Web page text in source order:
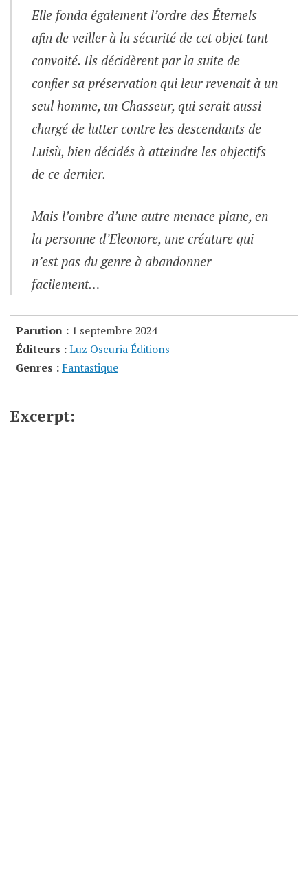
Elle fonda également l’ordre des Éternels
afin de veiller à la sécurité de cet objet tant
convoité. Ils décidèrent par la suite de
confier sa préservation qui leur revenait à un
seul homme, un Chasseur, qui serait aussi
chargé de lutter contre les descendants de
Luisù, bien décidés à atteindre les objectifs
de ce dernier.
Mais l’ombre d’une autre menace plane, en
la personne d’Eleonore, une créature qui
n’est pas du genre à abandonner
facilement…
Parution : 1 septembre 2024
Éditeurs :Luz Oscuria Éditions
Genres : Fantastique
Excerpt: